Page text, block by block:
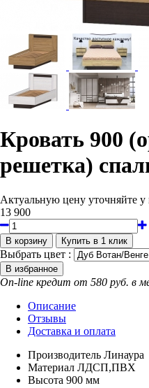
Кровать 900
решетка)
Актуальную цену уточняйте у
13 900
Выбрать цвет :
On-line кредит от 580 руб. в
Описание
Отзывы
Доставка и оплата
Производитель Линаура
Материал ЛДСП,ПВХ
Высота 900 мм